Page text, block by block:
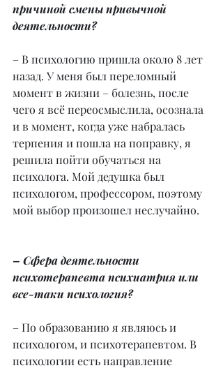
причиной смены привычной
деятельности?
– В психологию пришла около 8 лет
назад. У меня был переломный
момент в жизни – болезнь, после
чего я всё переосмыслила, осознала
и в момент, когда уже набралась
терпения и пошла на поправку, я
решила пойти обучаться на
психолога. Мой дедушка был
психологом, профессором, поэтому
мой выбор произошел неслучайно.
– Сфера деятельности
психотерапевта психиатрия или
все-таки психология?
– По образованию я являюсь и
психологом, и психотерапевтом. В
психологии есть направление